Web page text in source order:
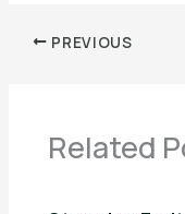
PREVIOUS
Related